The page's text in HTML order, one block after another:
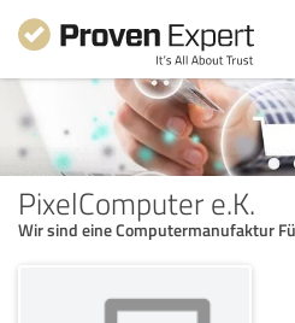
PixelComputer e.K.
Wir sind eine Computermanufaktur